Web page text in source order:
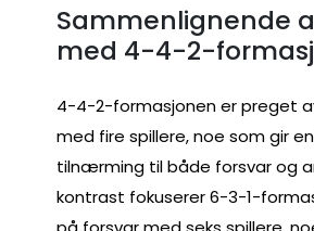
Sammenlignende
med 4-4-2-
4-4-2-formasjonen er preget
med fire spillere, noe som gir
tilnærming til både forsvar og
kontrast fokuserer 6-3-1-